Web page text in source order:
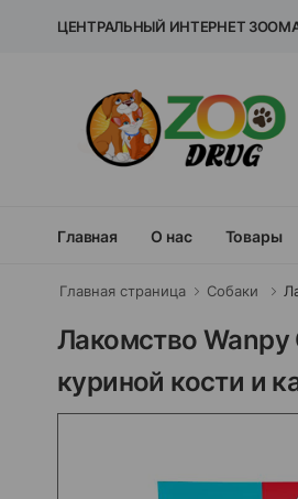
ЦЕНТРАЛЬНЫЙ ИНТЕРНЕТ
Главная О нас Товары
Главная страница Собаки
Лакомство Wanpy
куриной кости и